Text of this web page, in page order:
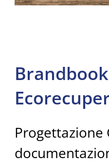
Brandbook
Progettazione